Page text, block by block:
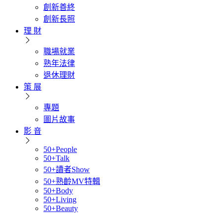
創新善終
創新長照
理 財
職場就業
熟年法律
退休理財
策 展
專題
圖片故事
影 音
50+People
50+Talk
50+讀者Show
50+熟齡MV特輯
50+Body
50+Living
50+Beauty